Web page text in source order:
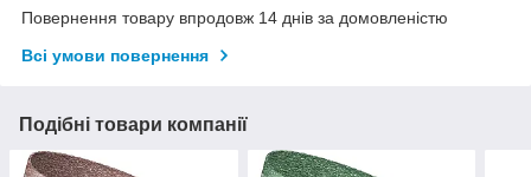
Повернення товару впродовж 14 днів за домовленістю
Всі умови повернення
Подібні товари компанії